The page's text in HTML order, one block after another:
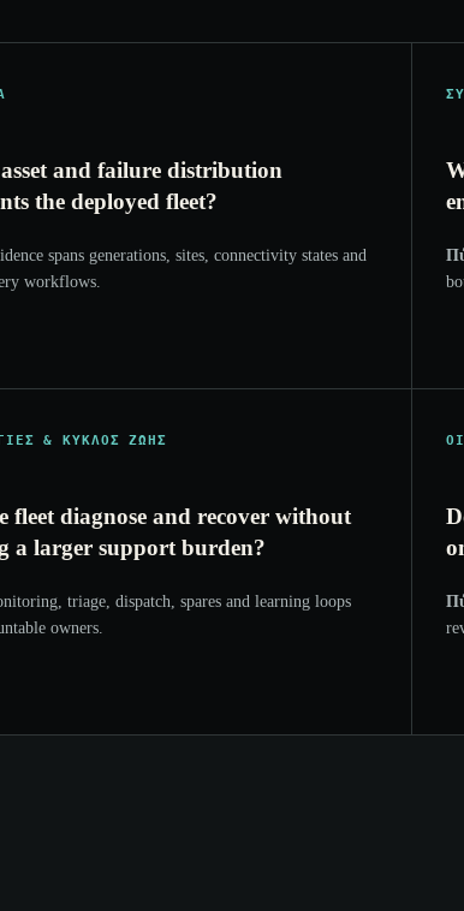
and failure distribution
the deployed fleet?
spans generations, sites, connectivity states and
workflows.
& ΚΎΚΛΟΣ ΖΩΉΣ
fleet diagnose and recover without
a larger support burden?
triage, dispatch, spares and learning loops
owners.